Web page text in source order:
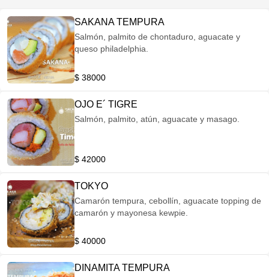
SAKANA TEMPURA
Salmón, palmito de chontaduro, aguacate y
queso philadelphia.
$ 38000
OJO E´ TIGRE
Salmón, palmito, atún, aguacate y masago.
$ 42000
TOKYO
Camarón tempura, cebollín, aguacate topping de
camarón y mayonesa kewpie.
$ 40000
DINAMITA TEMPURA